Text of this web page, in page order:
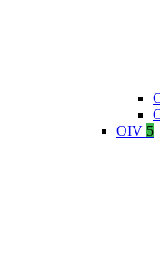
OIV 5